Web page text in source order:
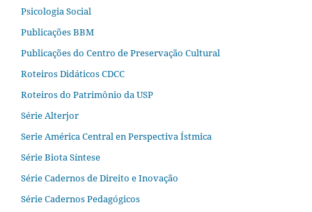
Psicologia Social
Publicações BBM
Publicações do Centro de Preservação Cultural
Roteiros Didáticos CDCC
Roteiros do Patrimônio da USP
Série Alterjor
Serie América Central en Perspectiva Ístmica
Série Biota Síntese
Série Cadernos de Direito e Inovação
Série Cadernos Pedagógicos